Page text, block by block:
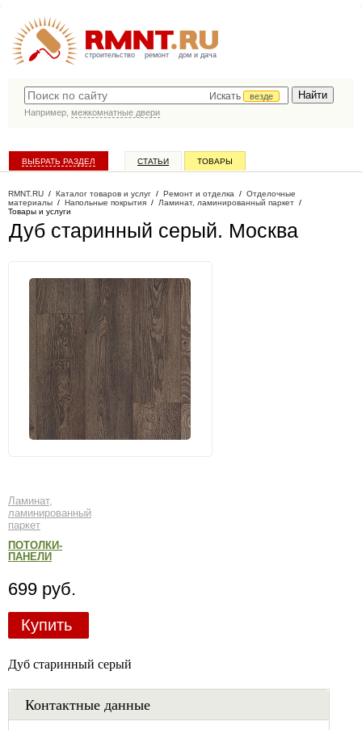
строительство ремонт дом и дача
Искать
везде
Например, межкомнатные двери
ВЫБРАТЬ РАЗДЕЛ СТАТЬИ ТОВАРЫ
RMNT.RU / Каталог товаров и услуг / Ремонт и отделка / Отделочные
материалы / Напольные покрытия / Ламинат, ламинированный паркет /
Товары и услуги
Дуб старинный серый. Москва
Ламинат,
ламинированный
паркет
ПОТОЛКИ-
ПАНЕЛИ
699 руб.
Купить
Дуб старинный серый
Контактные данные